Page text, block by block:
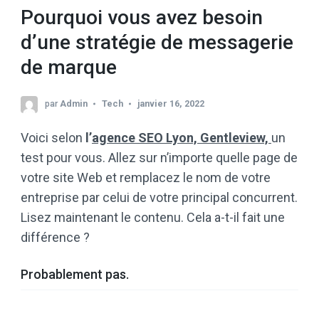
Pourquoi vous avez besoin
d’une stratégie de messagerie
de marque
parAdmin Tech janvier 16, 2022
Voici selon l’agence SEO Lyon, Gentleview, un
test pour vous. Allez sur n’importe quelle page de
votre site Web et remplacez le nom de votre
entreprise par celui de votre principal concurrent.
Lisez maintenant le contenu. Cela a-t-il fait une
différence ?
Probablement pas.